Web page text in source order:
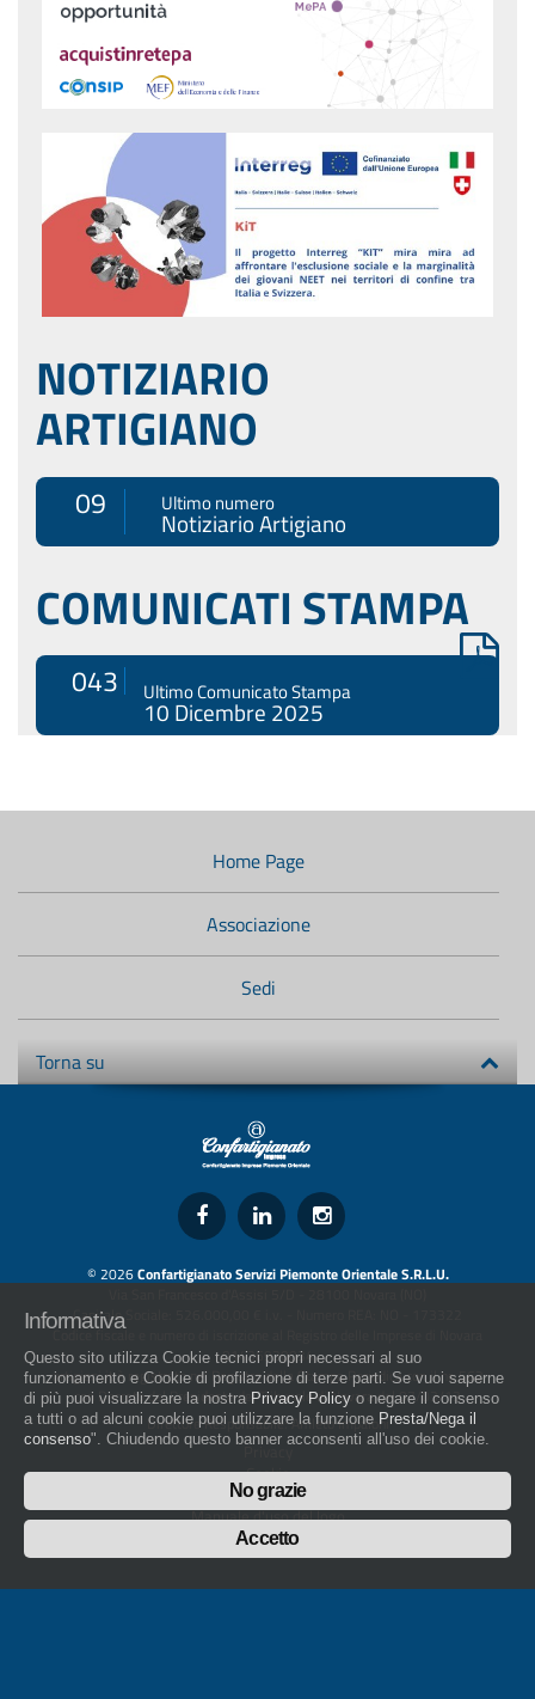
NOTIZIARIO
ARTIGIANO
09 Ultimo numero
Notiziario Artigiano
COMUNICATI STAMPA
043 Ultimo Comunicato Stampa
10 Dicembre 2025
Menù
Home Page
Associazione
Sedi
Torna su
© 2026Confartigianato Servizi Piemonte Orientale S.R.L.U.
Capitale Sociale: 526.000,00 € i.v. - Numero REA: NO - 173322
Codice fiscale e numero di iscrizione al Registro delle Imprese di Novara
01436930034
artigiani.it è registrato nel Registro della Stampa Periodica con il nr. 562
con Decreto del Presidente del Tribunale di Novara del 07/03/13
Direttore Responsabile: Amleto Impaloni
Privacy
Cookie
Whistleblowing
Manuale d'uso del logo
Policy sulla Parità di genere
Informativa
Questo sito utilizza Cookie tecnici propri necessari al suo
funzionamento e Cookie di profilazione di terze parti. Se vuoi saperne
di più puoi visualizzare la nostra Privacy Policy o negare il consenso
a tutti o ad alcuni cookie puoi utilizzare la funzione Presta/Nega il
consenso". Chiudendo questo banner acconsenti all'uso dei cookie.
No grazie
Accetto